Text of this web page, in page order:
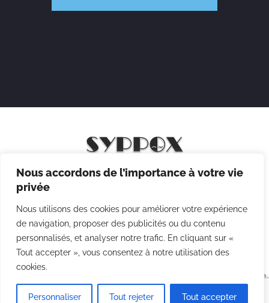
Nous accordons de l’importance à votre vie
privée
Nous utilisons des cookies pour améliorer votre expérience
de navigation, proposer des publicités ou du contenu
personnalisés, et analyser notre trafic. En cliquant sur «
Tout accepter », vous consentez à notre utilisation des
cookies.
Personnaliser Tout rejeter Tout accepter
Mentions légales
Politique des cookies
CGV
Agence
Point Com